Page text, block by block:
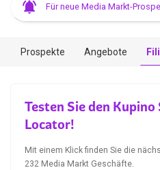
Für neue Media Markt-
Prospekte Angebote
Testen Sie den
Locator!
Mit einem Klick finden Sie die
232 Media Markt Geschäfte.